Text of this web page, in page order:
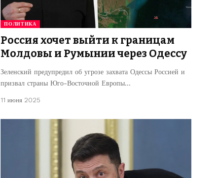
ПОЛИТИКА
Россия хочет выйти к границам
Молдовы и Румынии через Одессу
Зеленский предупредил об угрозе захвата Одессы Россией и
призвал страны Юго-Восточной Европы…
11 июня 2025